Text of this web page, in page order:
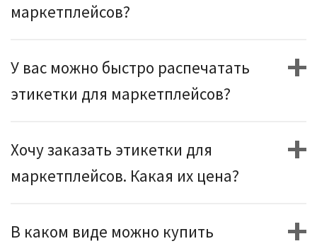
маркетплейсов?
У вас можно быстро распечатать
этикетки для маркетплейсов?
Хочу заказать этикетки для
маркетплейсов. Какая их цена?
В каком виде можно купить